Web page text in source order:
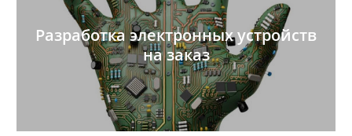
Разработка электронных устройств
на заказ